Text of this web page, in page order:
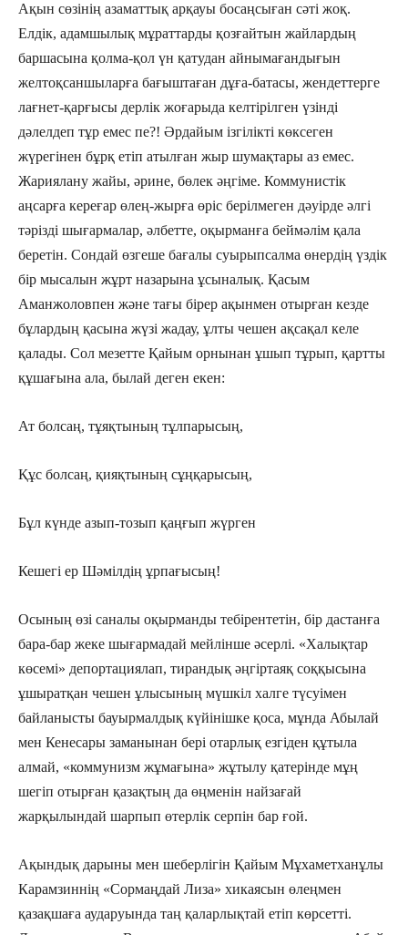
Ақын сөзінің азаматтық арқауы босаңсыған сәті жоқ.
Елдік, адамшылық мұраттарды қозғайтын жайлардың
баршасына қолма-қол үн қатудан айнымағандығын
желтоқсаншыларға бағыштаған дұға-батасы, жендеттерге
лағнет-қарғысы дерлік жоғарыда келтірілген үзінді
дәлелдеп тұр емес пе?! Әрдайым ізгілікті көксеген
жүрегінен бұрқ етіп атылған жыр шумақтары аз емес.
Жариялану жайы, әрине, бөлек әңгіме. Коммунистік
аңсарға кереғар өлең-жырға өріс берілмеген дәуірде әлгі
тәрізді шығармалар, әлбетте, оқырманға беймәлім қала
беретін. Сондай өзгеше бағалы суырыпсалма өнердің үздік
бір мысалын жұрт назарына ұсыналық. Қасым
Аманжоловпен және тағы бірер ақынмен отырған кезде
бұлардың қасына жүзі жадау, ұлты чешен ақсақал келе
қалады. Сол мезетте Қайым орнынан ұшып тұрып, қартты
құшағына ала, былай деген екен:
Ат болсаң, тұяқтының тұлпарысың,
Құс болсаң, қияқтының сұңқарысың,
Бұл күнде азып-тозып қаңғып жүрген
Кешегі ер Шәмілдің ұрпағысың!
Осының өзі саналы оқырманды тебірентетін, бір дастанға
бара-бар жеке шығармадай мейлінше әсерлі. «Халықтар
көсемі» депортациялап, тирандық әңгіртаяқ соққысына
ұшыратқан чешен ұлысының мүшкіл халге түсуімен
байланысты бауырмалдық күйінішке қоса, мұнда Абылай
мен Кенесары заманынан бері отарлық езгіден құтыла
алмай, «коммунизм жұмағына» жұтылу қатерінде мұң
шегіп отырған қазақтың да өңменін найзағай
жарқылындай шарпып өтерлік серпін бар ғой.
Ақындық дарыны мен шеберлігін Қайым Мұхаметханұлы
Карамзиннің «Сормаңдай Лиза» хикаясын өлеңмен
қазақшаға аударуында таң қаларлықтай етіп көрсетті.